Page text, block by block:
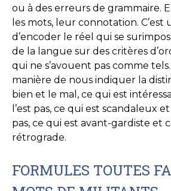
ou à des erreurs de grammaire.
les mots, leur connotation. C’est
d’encoder le réel qui se
de la langue sur des critères
qui ne s’avouent pas comme tels.
manière de nous indiquer la
bien et le mal, ce qui est
l’est pas, ce qui est scandaleux
pas, ce qui est avant-gardiste et
rétrograde.
FORMULES TOUTES